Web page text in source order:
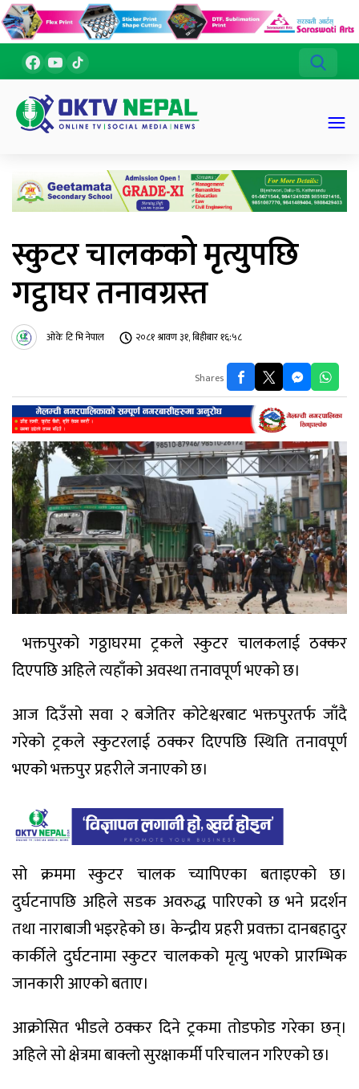
स्कुटर चालकको मृत्युपछि
गट्ठाघर तनावग्रस्त
ओके टि भि नेपाल २०८१ श्रावण ३१, बिहीबार १६:५८
Shares
भक्तपुरको गठ्ठाघरमा ट्रकले स्कुटर चालकलाई ठक्कर
दिएपछि अहिले त्यहाँको अवस्था तनावपूर्ण भएको छ।
आज दिउँसो सवा २ बजेतिर कोटेश्वरबाट भक्तपुरतर्फ जाँदै
गरेको ट्रकले स्कुटरलाई ठक्कर दिएपछि स्थिति तनावपूर्ण
भएको भक्तपुर प्रहरीले जनाएको छ।
सो क्रममा स्कुटर चालक च्यापिएका बताइएको छ।
दुर्घटनापछि अहिले सडक अवरुद्ध पारिएको छ भने प्रदर्शन
तथा नाराबाजी भइरहेको छ। केन्द्रीय प्रहरी प्रवक्ता दानबहादुर
कार्कीले दुर्घटनामा स्कुटर चालकको मृत्यु भएको प्रारम्भिक
जानकारी आएको बताए।
आक्रोसित भीडले ठक्कर दिने ट्रकमा तोडफोड गरेका छन्।
अहिले सो क्षेत्रमा बाक्लो सुरक्षाकर्मी परिचालन गरिएको छ।